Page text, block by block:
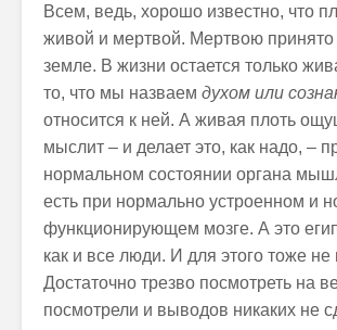
Всем, ведь, хорошо известно, что
живой и мертвой. Мертвою принято
земле. В жизни остается только
то, что мы назваем духом или
относится к ней. А живая плоть
мыслит – и делает это, как надо, –
нормальном состоянии органа
есть при нормально устроенном и
функционирующем мозге. А это
как и все люди. И для этого тоже не
Достаточно трезво посмотреть на
посмотрели и выводов никаких не